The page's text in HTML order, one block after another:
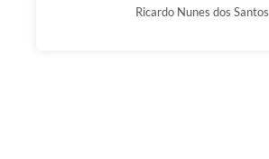
Ricardo Nunes dos Santos